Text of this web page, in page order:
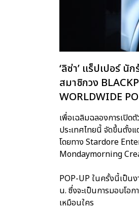
‘ลิซ่า’ แร็ปเปอร์
สมาชิกวง
WORLDWIDE
เพื่อเฉลิมฉลองการเปิด
ประเทศไทยนี้ จัดขึ้นตั้ง
โดยทาง Stardore
Mondaymorning
POP-UP ในครั้งนี้เป็นง
น. ซึ่งจะเป็นการมอบโอ
เหมือนใคร